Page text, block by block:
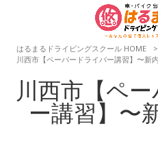
はるまるドライビングスクール HOME
>
川西市【ペーパードライバー講習】〜新
川西市【ペ
ー講習】〜